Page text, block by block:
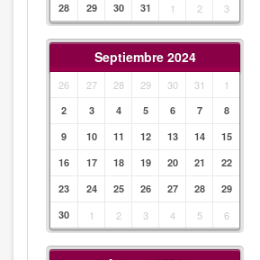
28
29 30 31 1 2 3
Septiembre 2024
26 27 28 29 30 31 1
2 3 4 5 6 7
8
9
10 11 12 13 14
15
16
17 18 19 20 21
22
23
24 25 26 27 28
29
30
1 2 3 4 5 6